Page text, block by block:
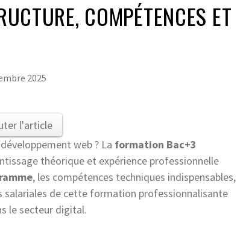
COMPÉTENCES ET
2025
l'article
web ? La formation Bac+3
théorique et expérience professionnelle
, les compétences techniques indispensables,
salariales de cette formation professionnalisante
le secteur digital.